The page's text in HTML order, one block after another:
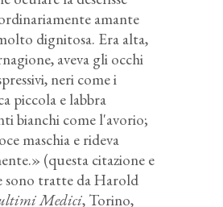
amante
dignitosa. Era alta,
aveva gli occhi
neri come i
piccola e labbra
bianchi come l'avorio;
maschia e rideva
(questa citazione e
sono tratte da Harold
Medici, Torino,